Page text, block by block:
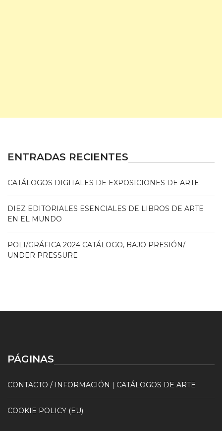
ENTRADAS RECIENTES
CATÁLOGOS DIGITALES DE EXPOSICIONES DE ARTE
DIEZ EDITORIALES ESENCIALES DE LIBROS DE ARTE
EN EL MUNDO
POLI/GRÁFICA 2024 CATÁLOGO, BAJO PRESIÓN/
UNDER PRESSURE
PÁGINAS
CONTACTO / INFORMACIÓN | CATÁLOGOS DE ARTE
COOKIE POLICY (EU)